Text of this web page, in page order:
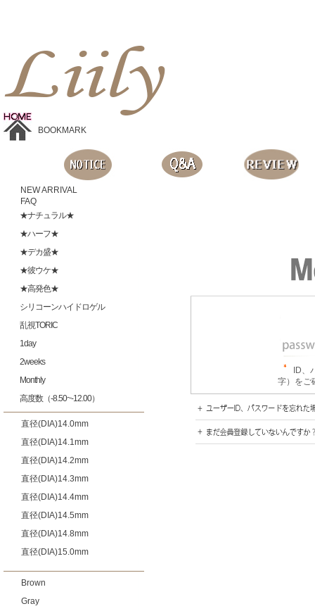
BOOKMARK
NEW ARRIVAL
FAQ
★ナチュラル★
★ハーフ★
★デカ盛★
★彼ウケ★
★高発色★
シリコーンハイドロゲル
乱視TORIC
1day
2weeks
Monthly
高度数（-8.50~-12.00）
直径(DIA)14.0mm
直径(DIA)14.1mm
直径(DIA)14.2mm
直径(DIA)14.3mm
直径(DIA)14.4mm
直径(DIA)14.5mm
直径(DIA)14.8mm
直径(DIA)15.0mm
Brown
Gray
ID、
字）をご